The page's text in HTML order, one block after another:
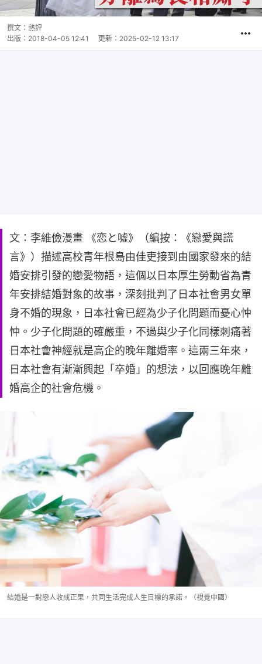
撰文： 熱評
出版： 2018-04-05 12:41 更新： 2025-02-12 13:17
文：李維儉漫畫 《恋と嘘》（編按：《戀愛與謊
言》）描述高校青年根島由佳吏接到由國家發來的結
婚安排引發的戀愛物語，這個以日本厚生勞動省為青
年安排結婚對象的故事，深刻批判了日本社會男女單
身不婚的現象，日本社會已經為少子化問題而憂心忡
忡。少子化問題的確嚴重，不過與少子化同樣刺痛著
日本社會神經就是高企的晚年離婚率。這兩三年來，
日本社會有漸漸興起「卒婚」的想法，以回應晚年離
婚高企的社會危機。
結婚是一對戀人收成正果，共同生活完成人生目標的承諾。（視覺中國）